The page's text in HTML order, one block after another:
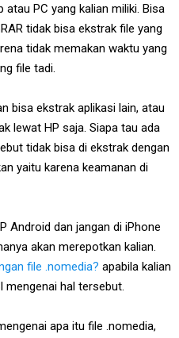
atau PC yang kalian miliki. Bisa
tidak bisa ekstrak file yang
tidak memakan waktu yang
file tadi.
bisa ekstrak aplikasi lain, atau
lewat HP saja. Siapa tau ada
tidak bisa di ekstrak dengan
yaitu karena keamanan di
Android dan jangan di iPhone
akan merepotkan kalian.
file .nomedia? apabila kalian
mengenai hal tersebut.
apa itu file .nomedia,